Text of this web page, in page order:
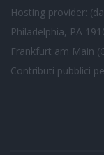
Hosting provider:
Philadelphia, PA
Frankfurt am Main
Contributi pubblici